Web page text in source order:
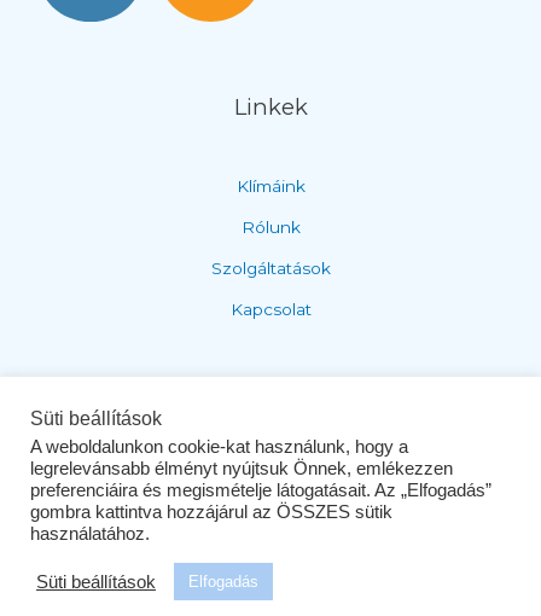
Linkek
Klímáink
Rólunk
Szolgáltatások
Kapcsolat
Adatvédelem és ÁSZF
Adatvédelem
Süti beállítások
A weboldalunkon cookie-kat használunk, hogy a
legrelevánsabb élményt nyújtsuk Önnek, emlékezzen
preferenciáira és megismételje látogatásait. Az „Elfogadás”
gombra kattintva hozzájárul az ÖSSZES sütik
használatához.
Süti beállítások Elfogadás